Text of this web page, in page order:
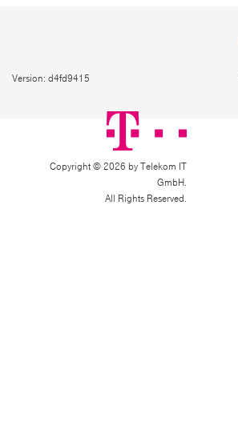
Version: d4fd9415
Copyright © 2026 by Telekom IT
GmbH.
All Rights Reserved.